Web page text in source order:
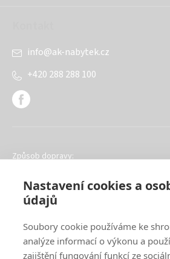
Nastavení cookies a
údajů
Soubory cookie používáme ke
analýze informací o výkonu a
zajištění fungování funkcí ze
info@ak-nabytek.cz
+420 288 288 100
Způsob dopravy:
Oblíbené způsoby platby: